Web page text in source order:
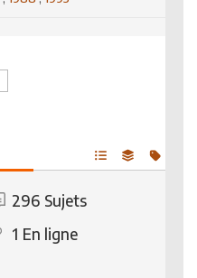
296 Sujets
1 En ligne